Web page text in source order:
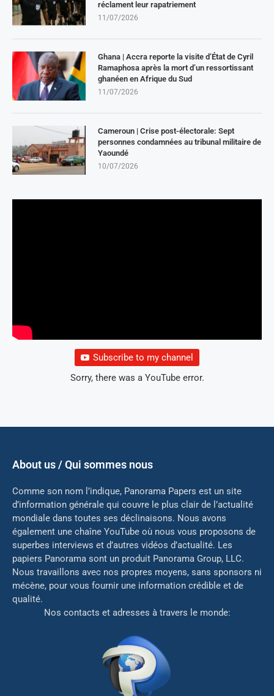
réclament leur rapatriement
11/07/2026
Ghana | Accra reporte la visite d’État de Cyril
Ramaphosa après la mort d’un ressortissant
ghanéen en Afrique du Sud
11/07/2026
Cameroun | Crise post-électorale: Sept
personnes condamnées au tribunal militaire de
Yaoundé
10/07/2026
Subscribe to my channel
Sorry, there was a YouTube error.
About us / Qui sommes nous
Comme son nom l’indique, Panorama Papers est un site
d’information générale qui couvre le plus clair de l’actualité
mondiale dans toutes ses déclinaisons. Nous avons
également une chaîne YouTube où nous vous proposons de
superbes interviews et d’autres vidéos d’actualité. Les
papiers Panorama sont un produit Panorama Group, LLC.
Nous travaillons avec nos propres moyens, sans sponsors ni
mécène, pour vous fournir une information crédible et de
qualité.
Nos contacts et adresses à travers le monde: